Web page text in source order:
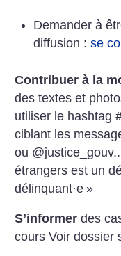
Demander à
diffusion : se
Contribuer à la
des textes et
utiliser le hashtag
ciblant les
ou
étrangers est un
délinquant⋅e »
S’informer des
cours Voir dossier